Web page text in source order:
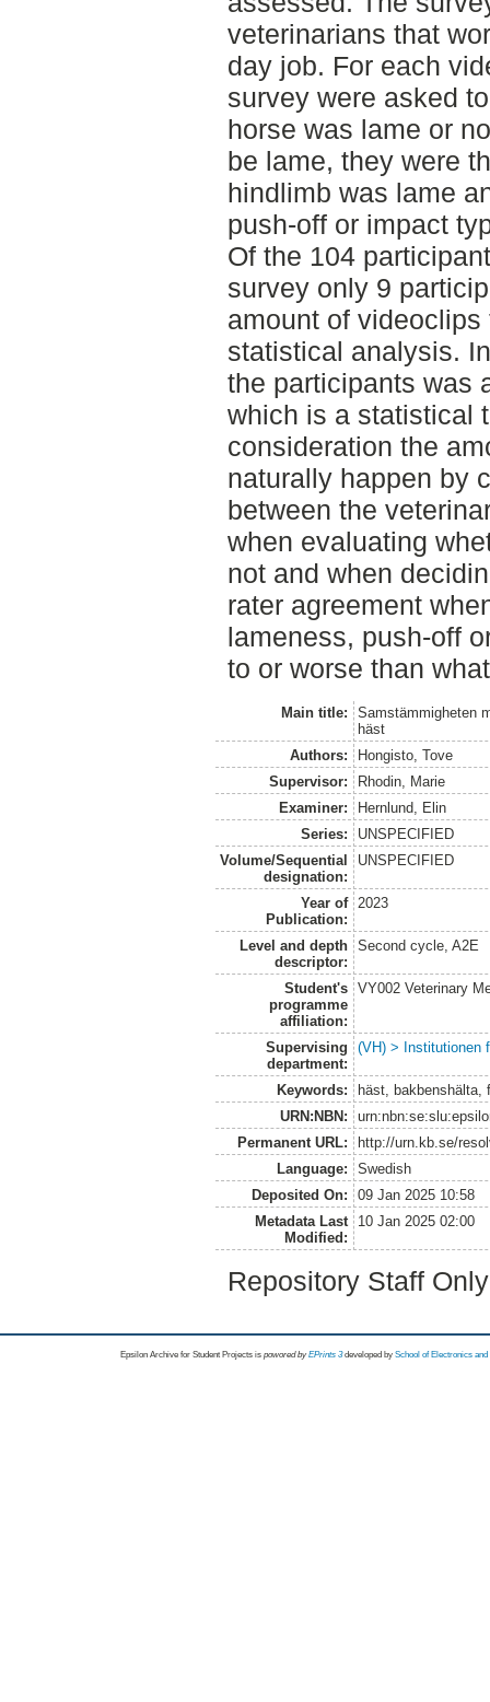
veterinarians that
day job. For each
survey were asked
horse was lame or
be lame, they were
hindlimb was lame
push-off or impact
Of the 104
survey only 9
amount of
statistical analysis.
the participants was
which is a statistical
consideration the
naturally happen by
between the
when evaluating
not and when
rater agreement
lameness, push-off
to or worse than
Main title:
Samstämmigheten
häst
Authors:
Hongisto, Tove
Supervisor:
Rhodin, Marie
Examiner:
Hernlund, Elin
Series:
UNSPECIFIED
Volume/Sequential
designation:
UNSPECIFIED
Year of
Publication:
2023
Level and depth
descriptor:
Second cycle, A2E
Student's
programme
affiliation:
VY002 Veterinary
Supervising
department:
(VH) > Institutionen
Keywords:
häst, bakbenshälta,
URN:NBN:
Permanent URL:
http://urn.kb.se/
Language:
Swedish
Deposited On:
09 Jan 2025 10:58
Metadata Last
Modified:
10 Jan 2025 02:00
Repository Staff
Epsilon Archive for Student Projects is powored byEPrints 3 developed by School of Electronics